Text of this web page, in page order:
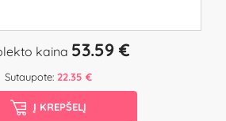
kaina 53.59 €
Sutaupote: 22.35 €
Į KREPŠELĮ